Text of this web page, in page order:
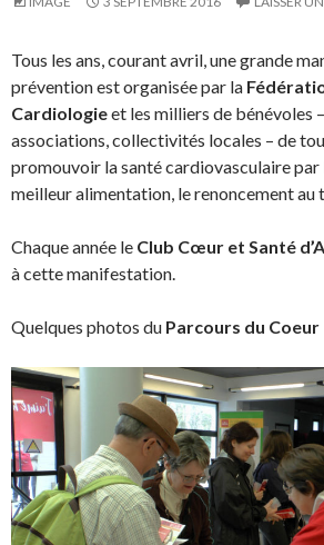
Tous les ans, courant avril, une grande
prévention est organisée par la
Cardiologieet les milliers de bénévoles
associations, collectivités locales – de
promouvoir la santé cardiovasculaire par
meilleur alimentation, le renoncement au
Chaque année le Club Cœur et Santé
à cette manifestation.
Quelques photos du Parcours du Coeur